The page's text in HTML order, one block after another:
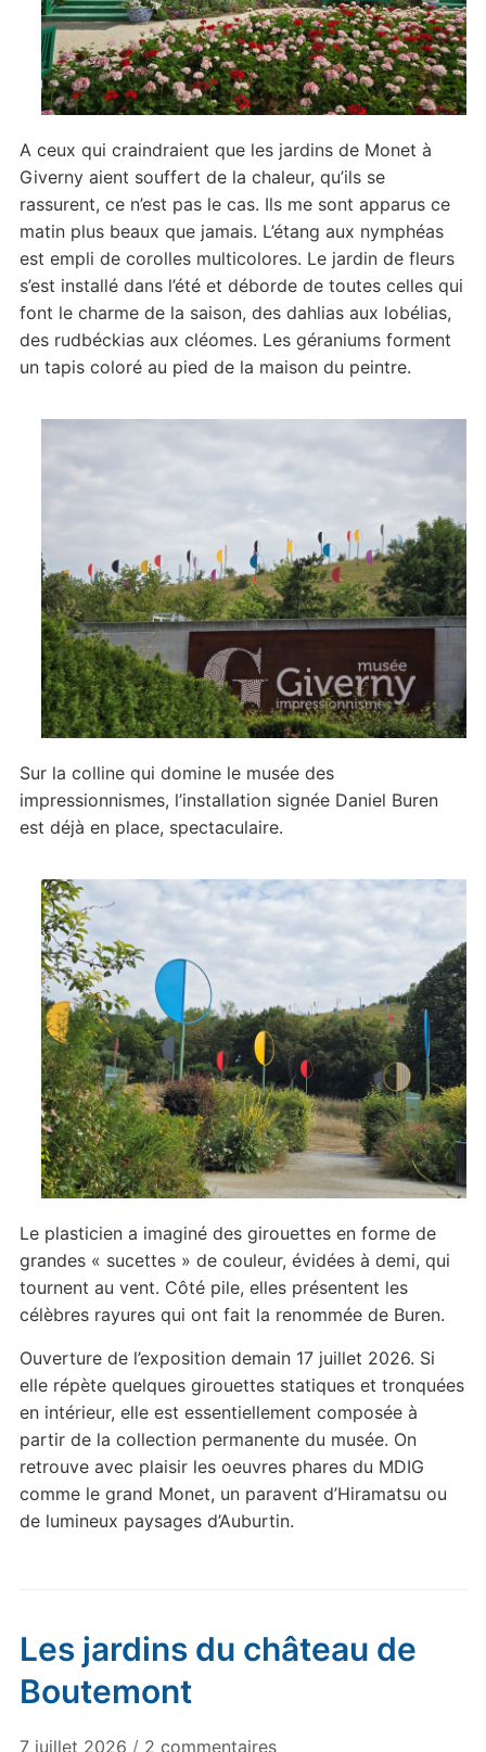
A ceux qui craindraient que les jardins de Monet à
Giverny aient souffert de la chaleur, qu’ils se
rassurent, ce n’est pas le cas. Ils me sont apparus ce
matin plus beaux que jamais. L’étang aux nymphéas
est empli de corolles multicolores. Le jardin de fleurs
s’est installé dans l’été et déborde de toutes celles qui
font le charme de la saison, des dahlias aux lobélias,
des rudbéckias aux cléomes. Les géraniums forment
un tapis coloré au pied de la maison du peintre.
Sur la colline qui domine le musée des
impressionnismes, l’installation signée Daniel Buren
est déjà en place, spectaculaire.
Le plasticien a imaginé des girouettes en forme de
grandes « sucettes » de couleur, évidées à demi, qui
tournent au vent. Côté pile, elles présentent les
célèbres rayures qui ont fait la renommée de Buren.
Ouverture de l’exposition demain 17 juillet 2026. Si
elle répète quelques girouettes statiques et tronquées
en intérieur, elle est essentiellement composée à
partir de la collection permanente du musée. On
retrouve avec plaisir les oeuvres phares du MDIG
comme le grand Monet, un paravent d’Hiramatsu ou
de lumineux paysages d’Auburtin.
Les jardins du château de
Boutemont
7 juillet 2026 / 2 commentairessur